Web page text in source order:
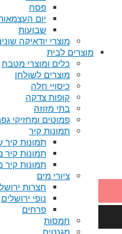
פסח
יום
שבועות
מוצרי יודאיקה
מוצרים לבית
כלים ומוצרי מטבח
מוצרים לשולחן
כיסויי חלה
קופות צדקה
בתי מזוזה
פמוטים ומחזיקי
תמונות קיר
תמונות קיר
תמונות
תמונות קיר
ציורי מים
חצרות
נופי ירושלים
פרחים
חמסות